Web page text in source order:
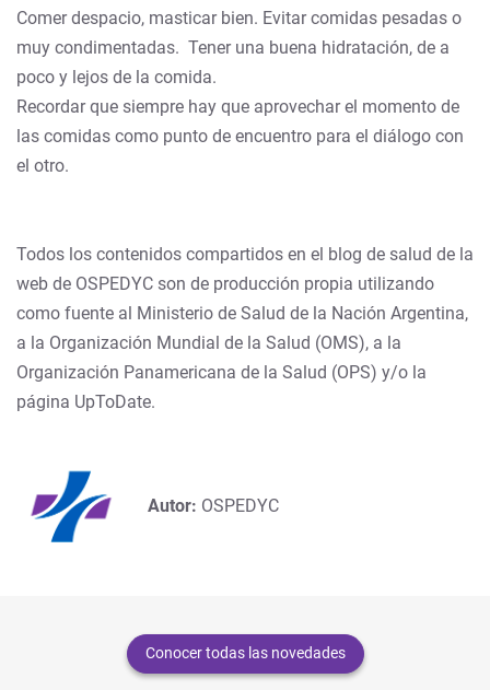
Comer despacio, masticar bien. Evitar comidas pesadas o
muy condimentadas. Tener una buena hidratación, de a
poco y lejos de la comida.
Recordar que siempre hay que aprovechar el momento de
las comidas como punto de encuentro para el diálogo con
el otro.
Todos los contenidos compartidos en el blog de salud de la
web de OSPEDYC son de producción propia utilizando
como fuente al Ministerio de Salud de la Nación Argentina,
a la Organización Mundial de la Salud (OMS), a la
Organización Panamericana de la Salud (OPS) y/o la
página UpToDate.
Autor: OSPEDYC
Conocer todas las novedades